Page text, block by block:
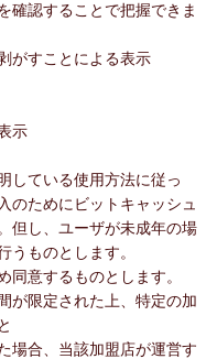
確認することで把握できま
がすことによる表示
示
している使用方法に従っ
のためにビットキャッシュ
但し、ユーザが未成年の場
うものとします。
同意するものとします。
が限定された上、特定の加
場合、当該加盟店が運営す